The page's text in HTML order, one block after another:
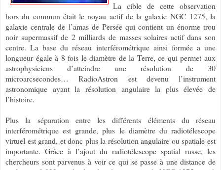
La cible de cette observation
hors du commun était le noyau actif de la galaxie NGC 1275, la
galaxie centrale de l’amas de Persée qui contient un énorme trou
noir supermassif de 2 milliards de masses solaires actif dans son
centre. La base du réseau interférométrique ainsi formée a une
longueur égale à 8 fois le diamètre de la Terre, ce qui permet aux
astrophysiciens d’atteindre une résolution de 30
microarcsecondes… RadioAstron est devenu l’instrument
astronomique ayant la résolution angulaire la plus élevée de
l’histoire.
Plus la séparation entre les différents éléments du réseau
interférométrique est grande, plus le diamètre du radiotélescope
virtuel est grand, et donc plus la résolution angulaire ou spatiale est
importante. Grâce à l’ajout du radiotélescope spatial russe, les
chercheurs sont parvenus à voir ce qui se passe à une distance de